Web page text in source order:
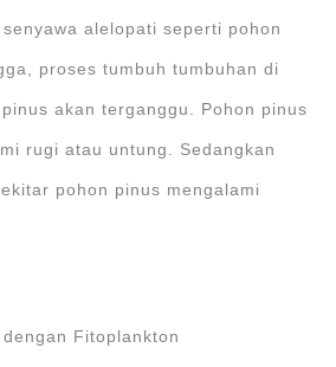
alelopati seperti pohon
proses tumbuh tumbuhan di
akan terganggu. Pohon pinus
rugi atau untung. Sedangkan
pohon pinus mengalami
Fitoplankton